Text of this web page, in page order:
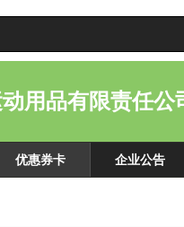
用品有限责任公
优惠券卡 企业公告